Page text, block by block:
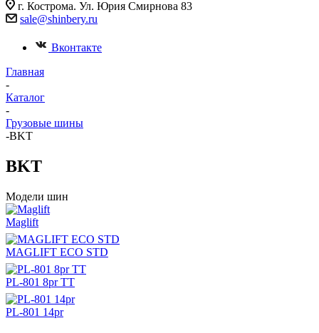
г. Кострома. Ул. Юрия Смирнова 83
sale@shinbery.ru
Вконтакте
Главная
-
Каталог
-
Грузовые шины
-BKT
BKT
Модели шин
Maglift
MAGLIFT ECO STD
PL-801 8pr TT
PL-801 14pr